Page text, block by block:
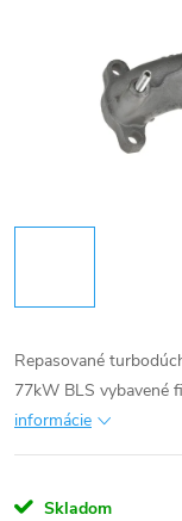
Repasované
77kW BLS vybavené
informácie
Skladom